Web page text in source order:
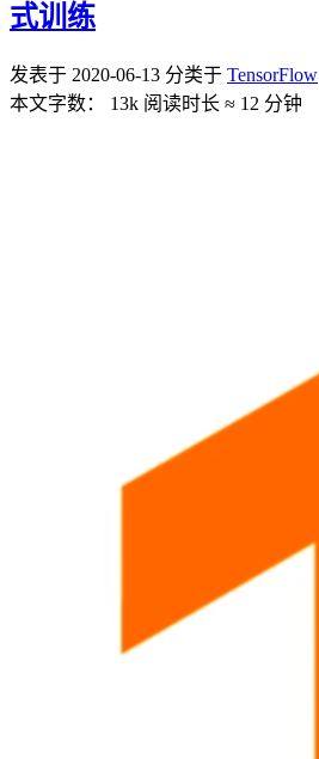
式训练
发表于 2020-06-13 分类于 TensorFlow
本文字数：
13k 阅读时长 ≈ 12 分钟